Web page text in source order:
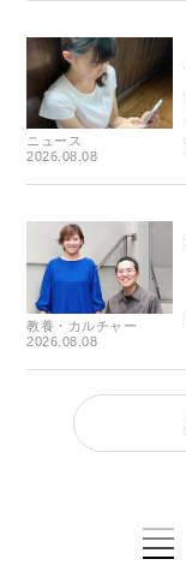
ニュース
2026.08.08
教養・カルチャー
2026.08.08